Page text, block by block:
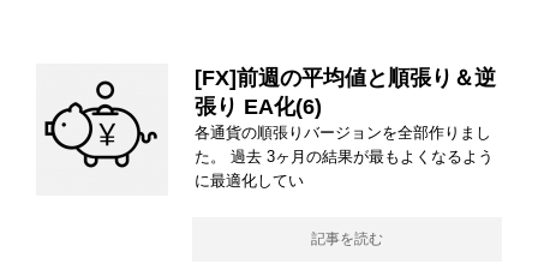
[FX]前週の平均値と順張り＆逆
張り EA化(6)
各通貨の順張りバージョンを全部作りまし
た。 過去 3ヶ月の結果が最もよくなるよう
に最適化してい
記事を読む